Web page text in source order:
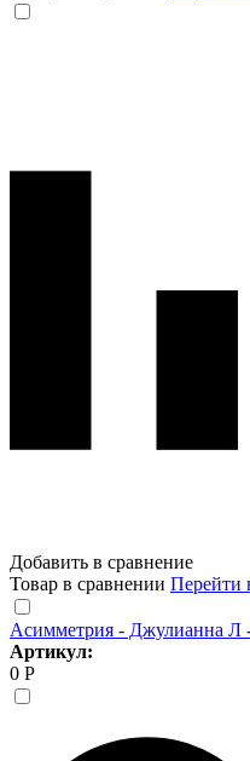
Добавить в сравнение
Товар в сравнении Перейти
Асимметрия - Джулианна Л
Артикул:
0 Р